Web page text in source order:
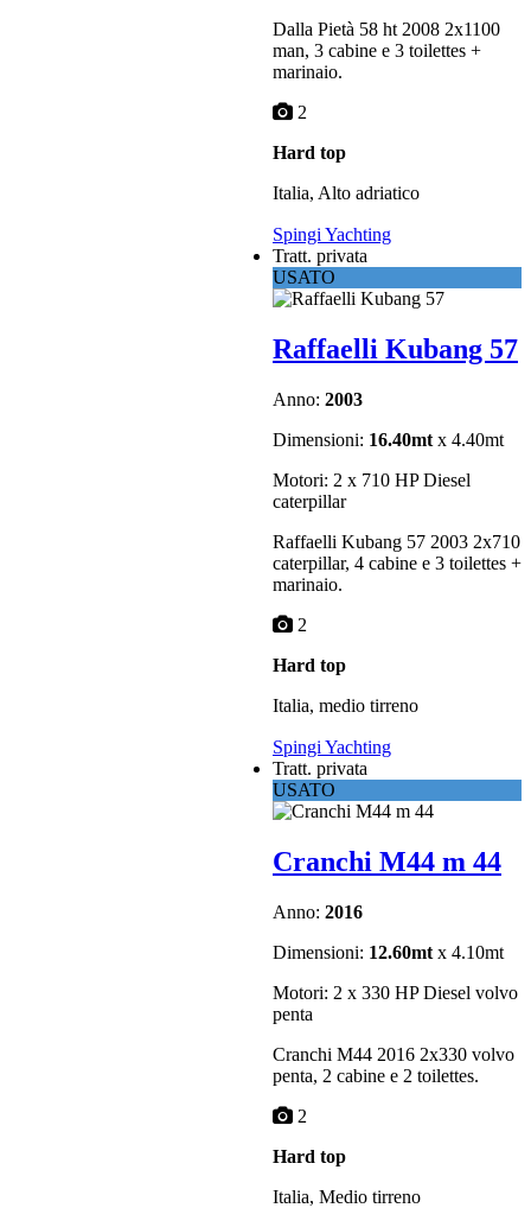
Dalla Pietà 58 ht 2008 2x1100
man, 3 cabine e 3 toilettes +
marinaio.
2
Hard top
Italia, Alto adriatico
Spingi Yachting
Tratt. privata
USATO
Raffaelli Kubang 57
Anno: 2003
Dimensioni: 16.40mt x 4.40mt
Motori: 2 x 710 HP Diesel
caterpillar
Raffaelli Kubang 57 2003 2x710
caterpillar, 4 cabine e 3 toilettes +
marinaio.
2
Hard top
Italia, medio tirreno
Spingi Yachting
Tratt. privata
USATO
Cranchi M44 m 44
Anno: 2016
Dimensioni: 12.60mt x 4.10mt
Motori: 2 x 330 HP Diesel volvo
penta
Cranchi M44 2016 2x330 volvo
penta, 2 cabine e 2 toilettes.
2
Hard top
Italia, Medio tirreno